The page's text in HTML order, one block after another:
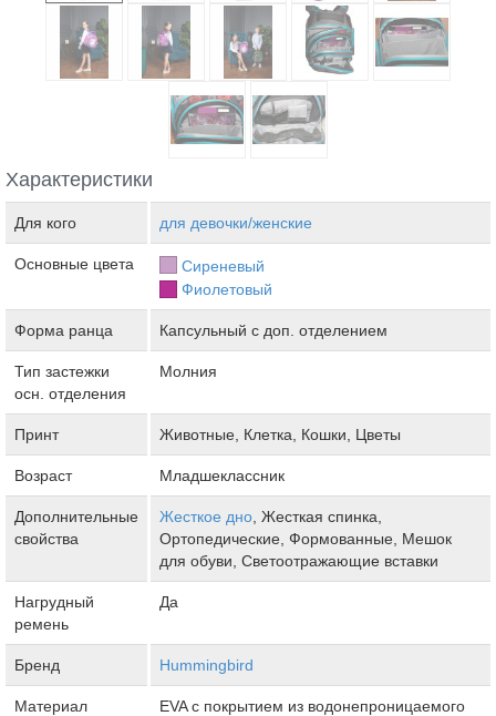
Характеристики
Для кого для девочки/женские
Основные цвета
Сиреневый
Фиолетовый
Форма ранца Капсульный с доп. отделением
Тип застежки
осн. отделения
Молния
Принт Животные, Клетка, Кошки, Цветы
Возраст Младшеклассник
Дополнительные
свойства
Жесткое дно , Жесткая спинка,
Ортопедические, Формованные, Мешок
для обуви, Светоотражающие вставки
Нагрудный
ремень
Да
Бренд Hummingbird
Материал
ЕVA с покрытием из водонепроницаемого